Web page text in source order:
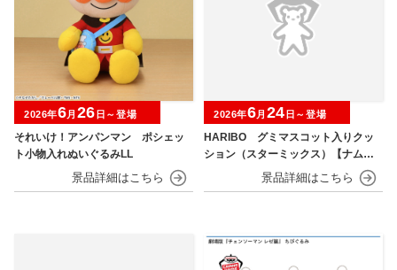
それいけ！アンパンマン ポシェッ
ト小物入れぬいぐるみLL
2026年6月 26 日～登場
HARIBO グミマスコット入りクッ
ション（スターミックス）【ナムコ
2026年6月 24 日～登場